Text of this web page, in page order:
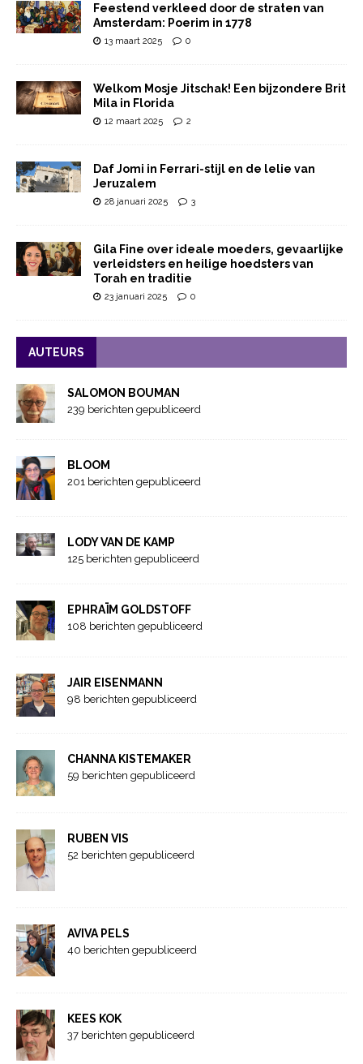
Feestend verkleed door de straten van
Amsterdam: Poerim in 1778
13 maart 2025 0
Welkom Mosje Jitschak! Een bijzondere Brit
Mila in Florida
12 maart 2025 2
Daf Jomi in Ferrari-stijl en de lelie van
Jeruzalem
28 januari 2025 3
Gila Fine over ideale moeders, gevaarlijke
verleidsters en heilige hoedsters van
Torah en traditie
23 januari 2025 0
AUTEURS
SALOMON BOUMAN
239 berichten gepubliceerd
BLOOM
201 berichten gepubliceerd
LODY VAN DE KAMP
125 berichten gepubliceerd
EPHRAÏM GOLDSTOFF
108 berichten gepubliceerd
JAIR EISENMANN
98 berichten gepubliceerd
CHANNA KISTEMAKER
59 berichten gepubliceerd
RUBEN VIS
52 berichten gepubliceerd
AVIVA PELS
40 berichten gepubliceerd
KEES KOK
37 berichten gepubliceerd